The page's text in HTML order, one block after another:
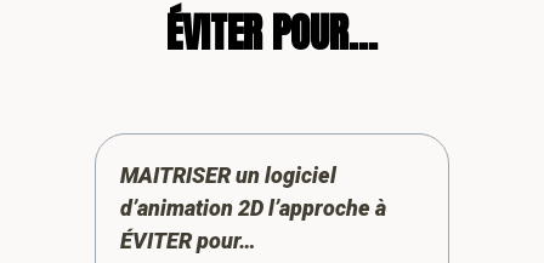
ÉVITER POUR…
MAITRISER un logiciel
d’animation 2D l’approche à
ÉVITER pour…